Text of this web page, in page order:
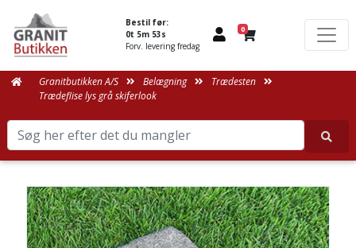
Bestil før:
0t 5m 53s
Forv. levering fredag
0
Granitbutikken A/S Belægning
Trædesten
Trædeflise lys grå skiferlook